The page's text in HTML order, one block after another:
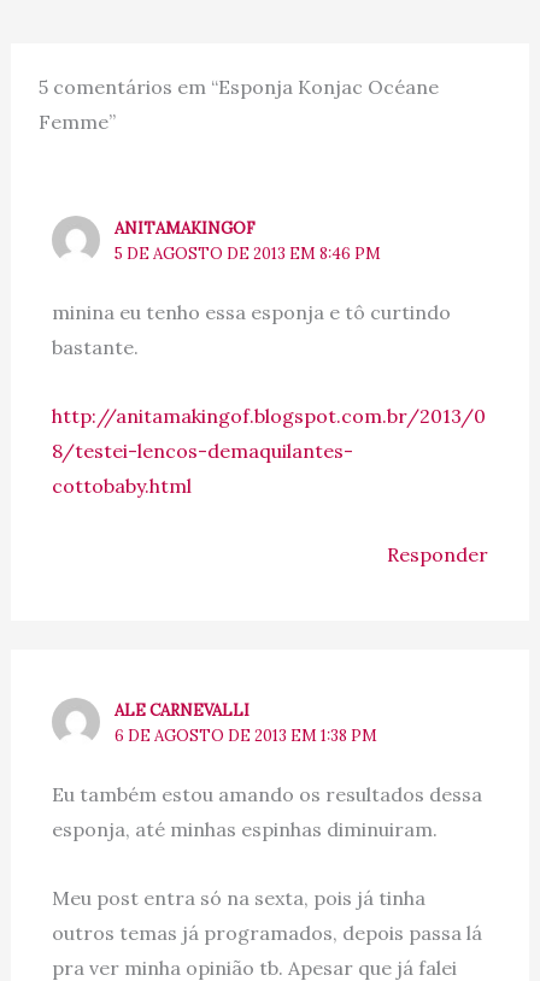
5 comentários em “Esponja Konjac Océane
Femme”
ANITAMAKINGOF
5 DE AGOSTO DE 2013 EM 8:46 PM
minina eu tenho essa esponja e tô curtindo
bastante.
http://anitamakingof.blogspot.com.br/2013/0
8/testei-lencos-demaquilantes-
cottobaby.html
Responder
ALE CARNEVALLI
6 DE AGOSTO DE 2013 EM 1:38 PM
Eu também estou amando os resultados dessa
esponja, até minhas espinhas diminuiram.
Meu post entra só na sexta, pois já tinha
outros temas já programados, depois passa lá
pra ver minha opinião tb. Apesar que já falei